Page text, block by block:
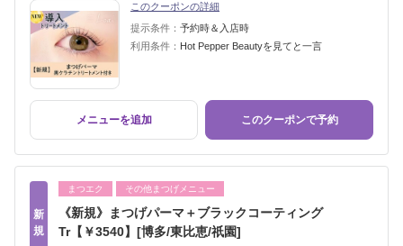
このクーポンの詳細
提示条件： 予約時＆入店時
利用条件： Hot Pepper Beautyを見てと一言
メニューを追加 このクーポンで予約
新
規
まつエク その他まつげメニュー
《新規》まつげパーマ＋ブラックコーティング
Tr【￥3540】[博多/東比恵/祇園]